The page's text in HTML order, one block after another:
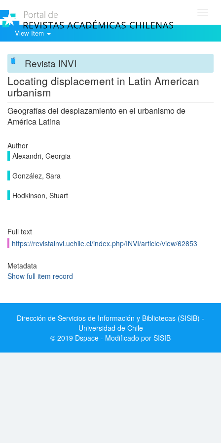
View Item
Revista INVI
Locating displacement in Latin American
urbanism
Geografías del desplazamiento en el urbanismo de
América Latina
Author
Alexandri, Georgia
González, Sara
Hodkinson, Stuart
Full text
https://revistainvi.uchile.cl/index.php/INVI/article/view/62853
Metadata
Show full item record
Dirección de Servicios de Información y Bibliotecas (SISIB) -
Universidad de Chile
© 2019 Dspace - Modificado por SISIB